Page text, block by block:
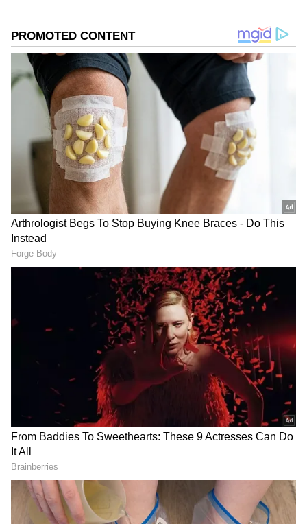
వ్యాధి పురుషులను మాత్రమే కాదు.. మహిళలను కూడా
చాలా ప్రభావితం చేస్తుంది. సరైన చికిత్సతో లక్షణాలను
నియంత్రిస్తే.. ఇతర అనారోగ్య సమస్యలు వచ్చే అవకాశం
కూడా ఉండదు.
గూగుల్‌లో ఆసక్తికరమైన సమాచారం కోసం ఏసియానెట్ తెలుగు
ను మీ ఫ్రిఫర్డ్ సోర్స్ గా ఎంచుకోండి
6